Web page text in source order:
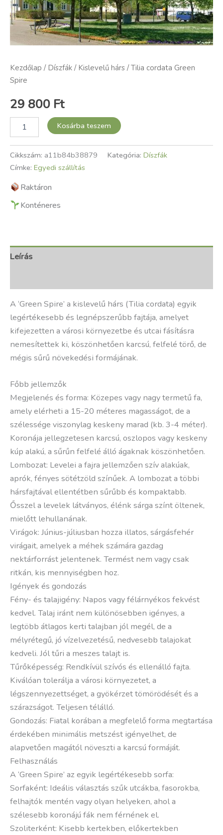
Kezdőlap / Díszfák / Kislevelű hárs / Tilia cordata Green
Spire
29 800 Ft
Kosárba teszem
Cikkszám: a11b84b38879 Kategória: Díszfák
Címke: Egyedi szállítás
Raktáron
Konténeres
Leírás
A ‘Green Spire’ a kislevelű hárs (Tilia cordata) egyik
legértékesebb és legnépszerűbb fajtája, amelyet
kifejezetten a városi környezetbe és utcai fásításra
nemesítettek ki, köszönhetően karcsú, felfelé törő, de
mégis sűrű növekedési formájának.
Főbb jellemzők
Megjelenés és forma: Közepes vagy nagy termetű fa,
amely elérheti a 15-20 méteres magasságot, de a
szélessége viszonylag keskeny marad (kb. 3-4 méter).
Koronája jellegzetesen karcsú, oszlopos vagy keskeny
kúp alakú, a sűrűn felfelé álló ágaknak köszönhetően.
Lombozat: Levelei a fajra jellemzően szív alakúak,
aprók, fényes sötétzöld színűek. A lombozat a többi
hársfajtával ellentétben sűrűbb és kompaktabb.
Ősszel a levelek látványos, élénk sárga színt öltenek,
mielőtt lehullanának.
Virágok: Június-júliusban hozza illatos, sárgásfehér
virágait, amelyek a méhek számára gazdag
nektárforrást jelentenek. Termést nem vagy csak
ritkán, kis mennyiségben hoz.
Igények és gondozás
Fény- és talajigény: Napos vagy félárnyékos fekvést
kedvel. Talaj iránt nem különösebben igényes, a
legtöbb átlagos kerti talajban jól megél, de a
mélyrétegű, jó vízelvezetésű, nedvesebb talajokat
kedveli. Jól tűri a meszes talajt is.
Tűrőképesség: Rendkívül szívós és ellenálló fajta.
Kiválóan tolerálja a városi környezetet, a
légszennyezettséget, a gyökérzet tömörödését és a
szárazságot. Teljesen télálló.
Gondozás: Fiatal korában a megfelelő forma megtartása
érdekében minimális metszést igényelhet, de
alapvetően magától növeszti a karcsú formáját.
Felhasználás
A ‘Green Spire’ az egyik legértékesebb sorfa:
Sorfaként: Ideális választás szűk utcákba, fasorokba,
felhajtók mentén vagy olyan helyeken, ahol a
szélesebb koronájú fák nem férnének el.
Szoliterként: Kisebb kertekben, előkertekben